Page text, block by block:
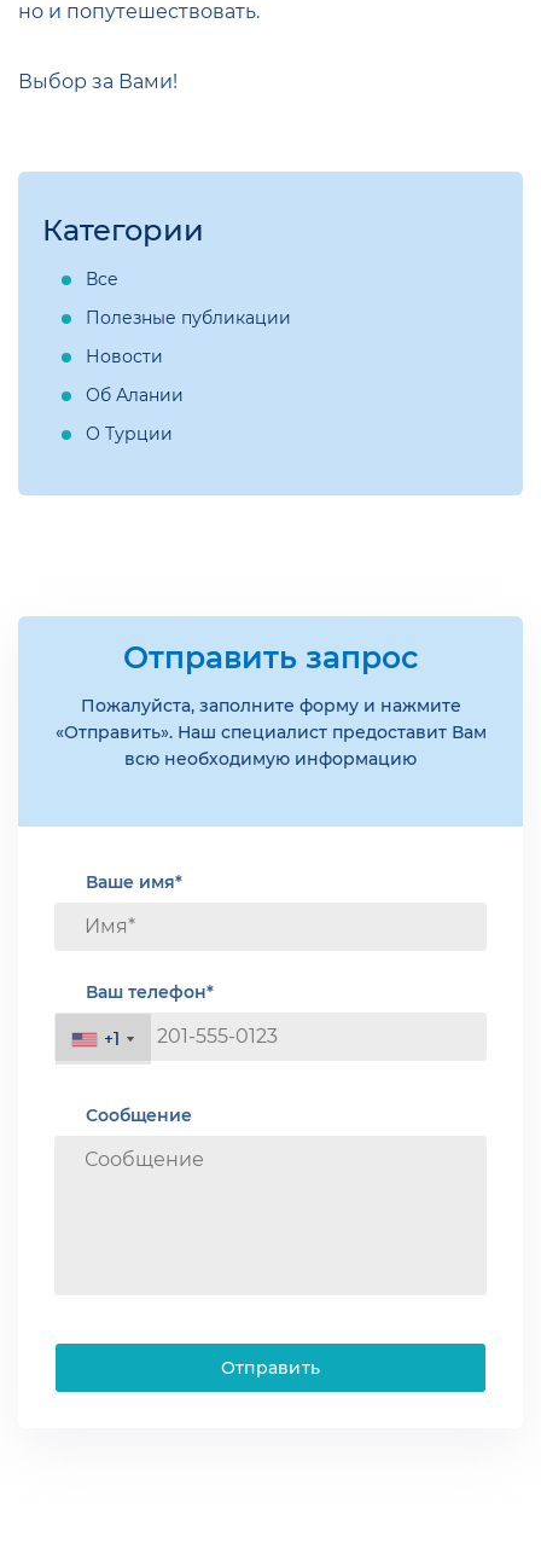
но и попутешествовать.
Выбор за Вами!
Категории
Все
Полезные публикации
Новости
Об Алании
О Турции
Отправить запрос
Пожалуйста, заполните форму и нажмите
«Отправить». Наш специалист предоставит Вам
всю необходимую информацию
Ваше имя*
Ваш телефон*
+1
+1
Сообщение
Отправить